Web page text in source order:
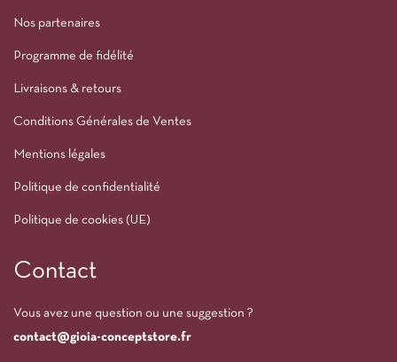
Nos partenaires
Programme de fidélité
Livraisons & retours
Conditions Générales de Ventes
Mentions légales
Politique de confidentialité
Politique de cookies (UE)
Contact
Vous avez une question ou une suggestion ?
contact@gioia-conceptstore.fr